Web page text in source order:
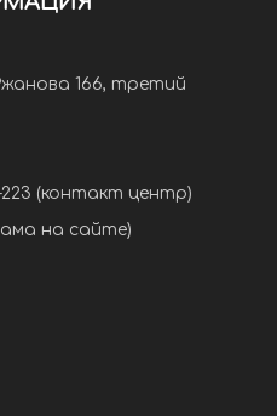
166, третий
223 (контакт центр)
на сайте)